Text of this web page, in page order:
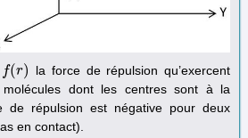
f(r)
f(r)
la force de répulsion qu’exercent
molécules dont les centres sont à la
de répulsion est négative pour deux
en contact).